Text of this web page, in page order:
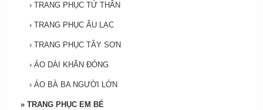
› TRANG PHỤC TỨ THÂN
› TRANG PHỤC ÂU LẠC
› TRANG PHỤC TÂY SƠN
› ÁO DÀI KHĂN ĐÓNG
› ÁO BÀ BA NGƯỜI LỚN
» TRANG PHỤC EM BÉ